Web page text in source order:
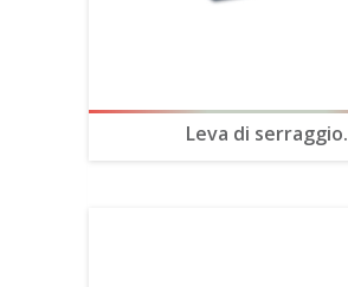
Leva di serraggio.